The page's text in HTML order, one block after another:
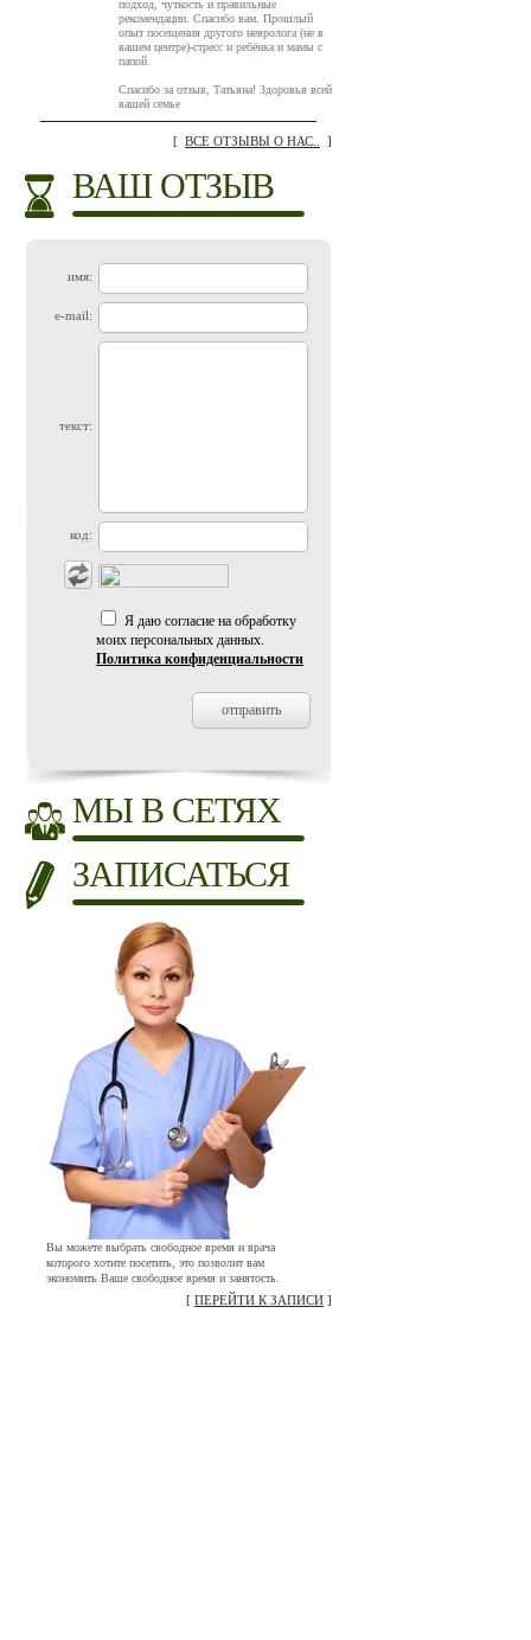
подход, чуткость и правильные
рекомендации. Спасибо вам. Прошлый
опыт посещения другого невролога (не в
вашем центре)-стресс и ребёнка и мамы с
папой.
Спасибо за отзыв, Татьяна! Здоровья всей
вашей семье
[ ВСЕ ОТЗЫВЫ О НАС.. ]
ВАШ ОТЗЫВ
имя:
e-mail:
текст:
код:
Я даю согласие на обработку
моих персональных данных.
Политика конфиденциальности
МЫ В СЕТЯХ
ЗАПИСАТЬСЯ
Вы можете выбрать свободное время и врача
которого хотите посетить, это позволит вам
экономить Ваше свободное время и занятость.
[ ПЕРЕЙТИ К ЗАПИСИ ]